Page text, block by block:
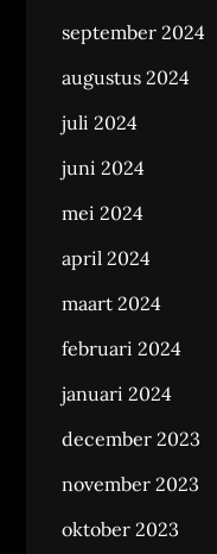
september 2024
augustus 2024
juli 2024
juni 2024
mei 2024
april 2024
maart 2024
februari 2024
januari 2024
december 2023
november 2023
oktober 2023